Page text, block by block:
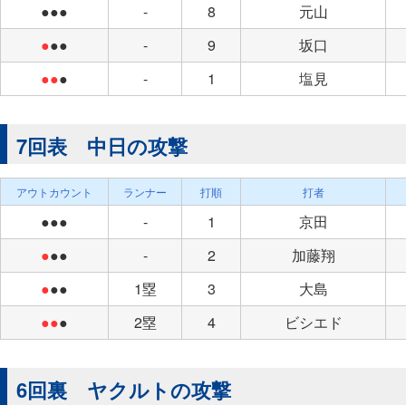
●●● - 8
元山
●●● - 9
坂口
●●● - 1 塩見
7回表 中日の攻撃
アウトカウント ランナー 打順 打者
●●● - 1
京田
●●● - 2
加藤翔
●●● 1塁 3
大島
●●● 2塁 4 ビシエド
6回裏 ヤクルトの攻撃